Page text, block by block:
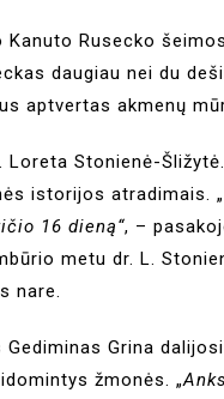
Rusecko
daugiau nei du
aptvertas akmenų
Stonienė-
istorijos atradimais. „
16 dieną“, –
metu dr. L.
nare.
Grina
žmonės. „